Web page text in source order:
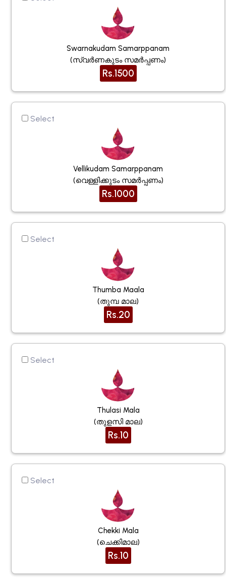
Swarnakudam Samarppanam
(സ്വര്‍ണകുടം സമര്‍പ്പണം)
Rs.1500
Select
Vellikudam Samarppanam
(വെള്ളിക്കുടം സമർപ്പണം)
Rs.1000
Select
Thumba Maala
(തുമ്പ മാല)
Rs.20
Select
Thulasi Mala
(തുളസി മാല)
Rs.10
Select
Chekki Mala
(ചെക്കിമാല)
Rs.10